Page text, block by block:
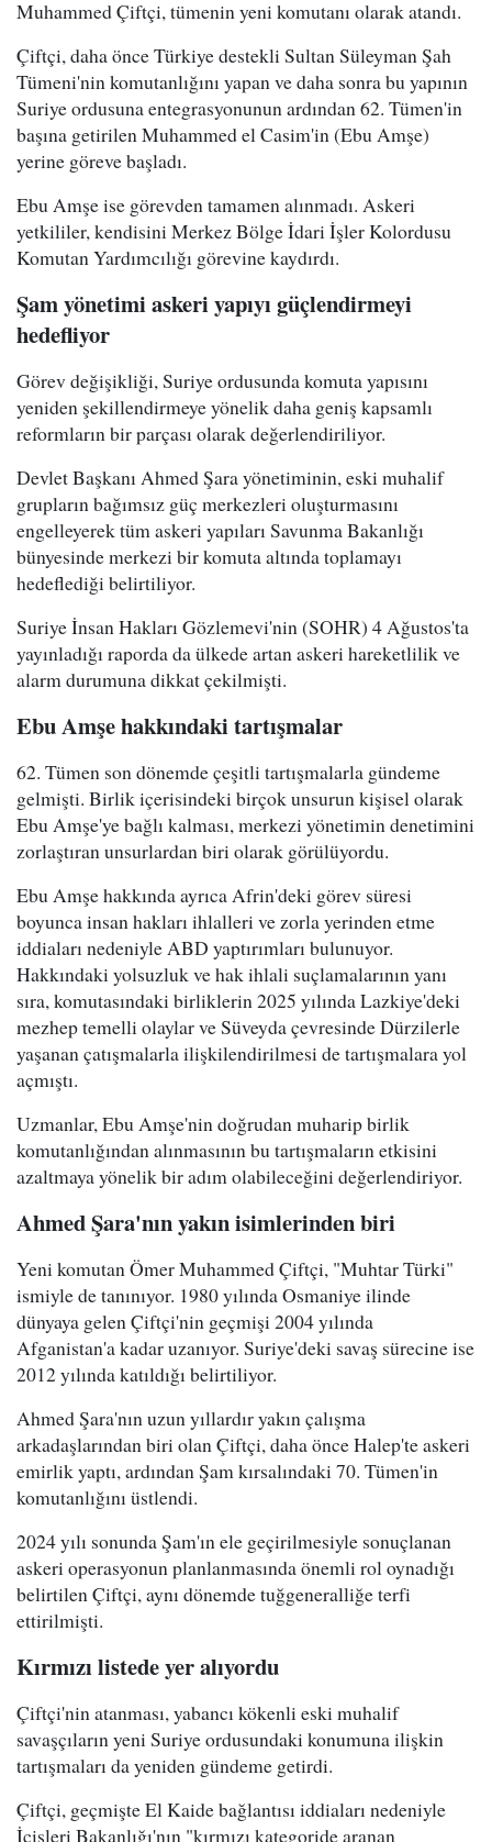
Muhammed Çiftçi, tümenin yeni komutanı olarak atandı.
Çiftçi, daha önce Türkiye destekli Sultan Süleyman Şah
Tümeni'nin komutanlığını yapan ve daha sonra bu yapının
Suriye ordusuna entegrasyonunun ardından 62. Tümen'in
başına getirilen Muhammed el Casim'in (Ebu Amşe)
yerine göreve başladı.
Ebu Amşe ise görevden tamamen alınmadı. Askeri
yetkililer, kendisini Merkez Bölge İdari İşler Kolordusu
Komutan Yardımcılığı görevine kaydırdı.
Şam yönetimi askeri yapıyı güçlendirmeyi
hedefliyor
Görev değişikliği, Suriye ordusunda komuta yapısını
yeniden şekillendirmeye yönelik daha geniş kapsamlı
reformların bir parçası olarak değerlendiriliyor.
Devlet Başkanı Ahmed Şara yönetiminin, eski muhalif
grupların bağımsız güç merkezleri oluşturmasını
engelleyerek tüm askeri yapıları Savunma Bakanlığı
bünyesinde merkezi bir komuta altında toplamayı
hedeflediği belirtiliyor.
Suriye İnsan Hakları Gözlemevi'nin (SOHR) 4 Ağustos'ta
yayınladığı raporda da ülkede artan askeri hareketlilik ve
alarm durumuna dikkat çekilmişti.
Ebu Amşe hakkındaki tartışmalar
62. Tümen son dönemde çeşitli tartışmalarla gündeme
gelmişti. Birlik içerisindeki birçok unsurun kişisel olarak
Ebu Amşe'ye bağlı kalması, merkezi yönetimin denetimini
zorlaştıran unsurlardan biri olarak görülüyordu.
Ebu Amşe hakkında ayrıca Afrin'deki görev süresi
boyunca insan hakları ihlalleri ve zorla yerinden etme
iddiaları nedeniyle ABD yaptırımları bulunuyor.
Hakkındaki yolsuzluk ve hak ihlali suçlamalarının yanı
sıra, komutasındaki birliklerin 2025 yılında Lazkiye'deki
mezhep temelli olaylar ve Süveyda çevresinde Dürzilerle
yaşanan çatışmalarla ilişkilendirilmesi de tartışmalara yol
açmıştı.
Uzmanlar, Ebu Amşe'nin doğrudan muharip birlik
komutanlığından alınmasının bu tartışmaların etkisini
azaltmaya yönelik bir adım olabileceğini değerlendiriyor.
Ahmed Şara'nın yakın isimlerinden biri
Yeni komutan Ömer Muhammed Çiftçi, "Muhtar Türki"
ismiyle de tanınıyor. 1980 yılında Osmaniye ilinde
dünyaya gelen Çiftçi'nin geçmişi 2004 yılında
Afganistan'a kadar uzanıyor. Suriye'deki savaş sürecine ise
2012 yılında katıldığı belirtiliyor.
Ahmed Şara'nın uzun yıllardır yakın çalışma
arkadaşlarından biri olan Çiftçi, daha önce Halep'te askeri
emirlik yaptı, ardından Şam kırsalındaki 70. Tümen'in
komutanlığını üstlendi.
2024 yılı sonunda Şam'ın ele geçirilmesiyle sonuçlanan
askeri operasyonun planlanmasında önemli rol oynadığı
belirtilen Çiftçi, aynı dönemde tuğgeneralliğe terfi
ettirilmişti.
Kırmızı listede yer alıyordu
Çiftçi'nin atanması, yabancı kökenli eski muhalif
savaşçıların yeni Suriye ordusundaki konumuna ilişkin
tartışmaları da yeniden gündeme getirdi.
Çiftçi, geçmişte El Kaide bağlantısı iddiaları nedeniyle
İçişleri Bakanlığı'nın "kırmızı kategoride aranan